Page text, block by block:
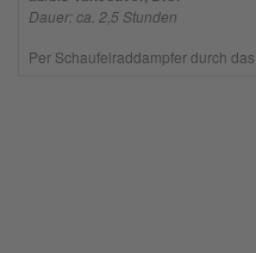
Dauer: ca. 2,5 Stunden
Per Schaufelraddampfer durch das...